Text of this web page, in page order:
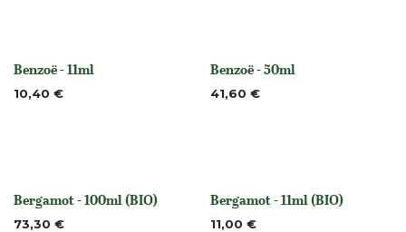
None
Benzoë - 11ml
10,40 € None
Benzoë - 50ml
41,60 €
None
Bergamot - 100ml (BIO)
73,30 € None
Bergamot - 11ml (BIO)
11,00 €